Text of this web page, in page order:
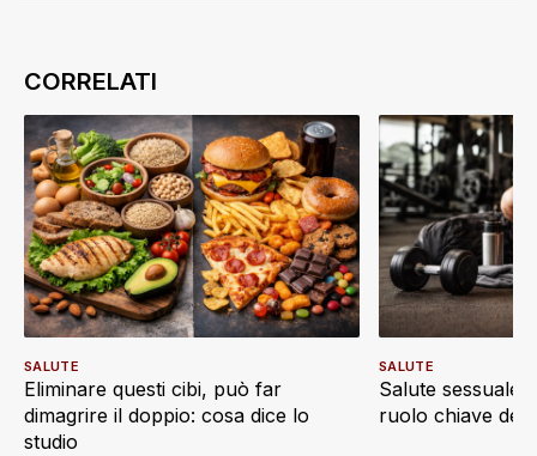
Eliminare questi cibi, può far
dimagrire il doppio: cosa dice lo
studio
SALUTE
Salute sessuale
ruolo chiave
SALUTE